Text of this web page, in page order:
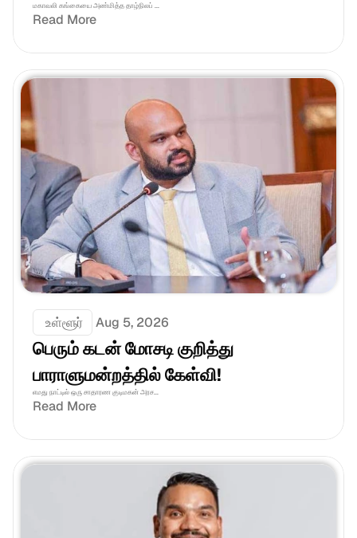
மகாவலி கங்கையை அண்மித்த தாழ்நிலப் ...
Read More
உள்ளூர் Aug 5, 2026
பெரும் கடன் மோசடி குறித்து
பாராளுமன்றத்தில் கேள்வி!
எமது நாட்டில் ஒரு சாதாரண குடிமகன் அரச...
Read More